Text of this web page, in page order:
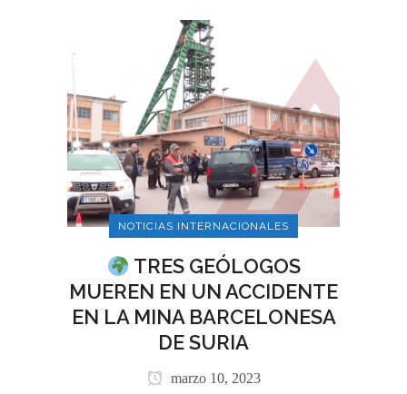
NOTICIAS INTERNACIONALES
TRES GEÓLOGOS
MUEREN EN UN ACCIDENTE
EN LA MINA BARCELONESA
DE SURIA
marzo 10, 2023